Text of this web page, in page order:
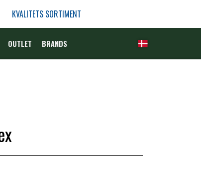
KVALITETS SORTIMENT
OUTLET BRANDS